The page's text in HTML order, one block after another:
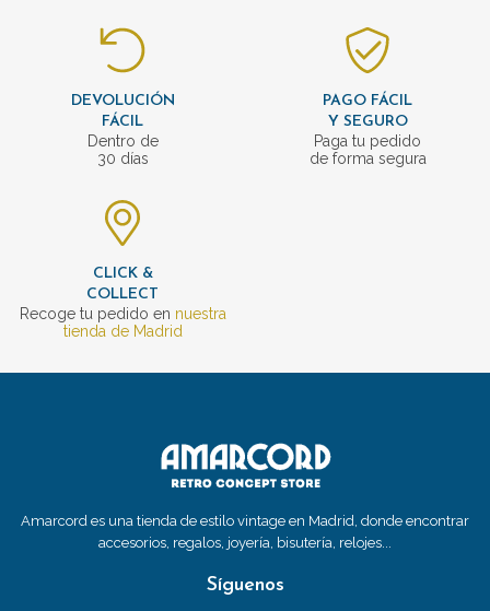
DEVOLUCIÓN
FÁCIL
Dentro de
30 días
PAGO FÁCIL
Y SEGURO
Paga tu pedido
de forma segura
CLICK &
COLLECT
Recoge tu pedido en nuestra
tienda de Madrid
Amarcord es una tienda de estilo vintage en Madrid, donde encontrar
accesorios, regalos, joyería, bisutería, relojes...
Síguenos